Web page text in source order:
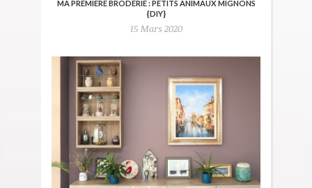
MA PREMIÈRE BRODERIE : PETITS ANIMAUX MIGNONS
{DIY}
15 Mars 2020